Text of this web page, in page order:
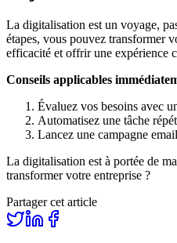
La digitalisation est un voyage,
étapes, vous pouvez transformer
efficacité et offrir une expérience
Conseils applicables
Évaluez vos besoins avec
Automatisez une tâche
Lancez une campagne
La digitalisation est à portée de
transformer votre entreprise ?
Partager cet article